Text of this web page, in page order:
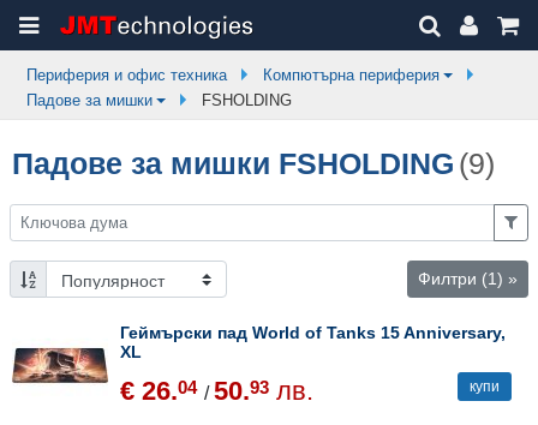
Периферия и офис техника
Компютърна периферия
Падове за мишки
FSHOLDING
Падове за мишки FSHOLDING (9)
Филтри (1) »
Геймърски пад World of Tanks 15 Anniversary,
XL
€ 26.04 /50.93 лв. купи